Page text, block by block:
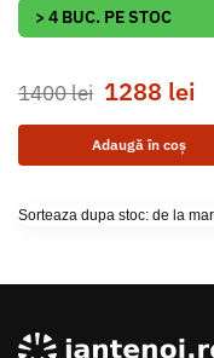
> 4 BUC. PE STOC
1400lei 1288 lei
Adaugă în coș